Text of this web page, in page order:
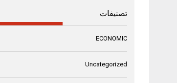
تصنيفات
ECONOMIC
Uncategorized